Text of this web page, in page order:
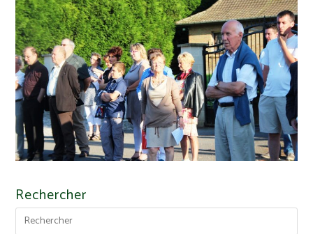
Rechercher